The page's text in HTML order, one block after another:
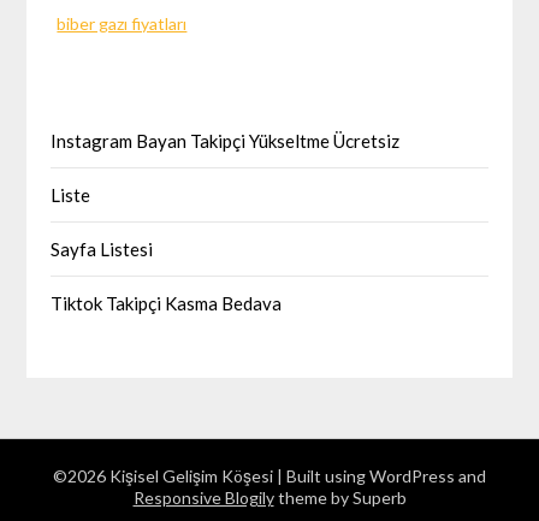
biber gazı fiyatları
Instagram Bayan Takipçi Yükseltme Ücretsiz
Liste
Sayfa Listesi
Tiktok Takipçi Kasma Bedava
©2026 Kişisel Gelişim Köşesi | Built using WordPress and
Responsive Blogilytheme by Superb